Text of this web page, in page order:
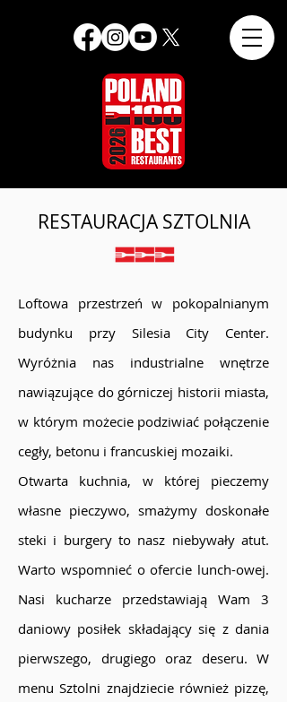
RESTAURACJA SZTOLNIA
Loftowa przestrzeń w pokopalnianym
budynku przy Silesia City Center.
Wyróżnia nas industrialne wnętrze
nawiązujące do górniczej historii miasta,
w którym możecie podziwiać połączenie
cegły, betonu i francuskiej mozaiki.
Otwarta kuchnia, w której pieczemy
własne pieczywo, smażymy doskonałe
steki i burgery to nasz niebywały atut.
Warto wspomnieć o ofercie lunch-owej.
Nasi kucharze przedstawiają Wam 3
daniowy posiłek składający się z dania
pierwszego, drugiego oraz deseru. W
menu Sztolni znajdziecie również pizzę,